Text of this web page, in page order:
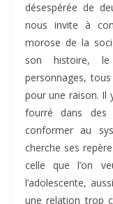
désespérée de
nous invite à
morose de la
son histoire, le
personnages,
pour une raison. Il
fourré dans des
conformer au
cherche ses
celle que l’on
l’adolescente,
une relation trop